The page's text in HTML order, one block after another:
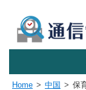
学校名で探す
Home 中国 保